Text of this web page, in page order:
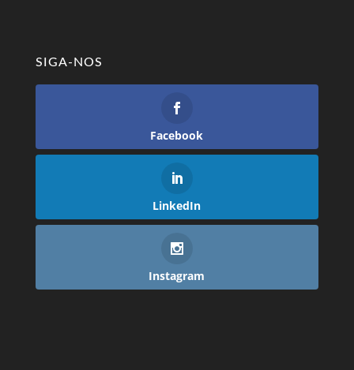
SIGA-NOS
Facebook
LinkedIn
Instagram